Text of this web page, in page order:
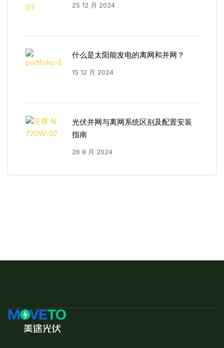
25 12 月 2024
什么是太阳能发电的离网和并网？
15 12 月 2024
光伏并网与离网系统区别及配置安装
指南
26 8 月 2024